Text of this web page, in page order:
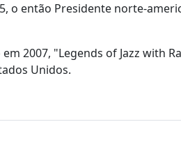
o então Presidente norte-
2007, "Legends of Jazz with
Unidos.